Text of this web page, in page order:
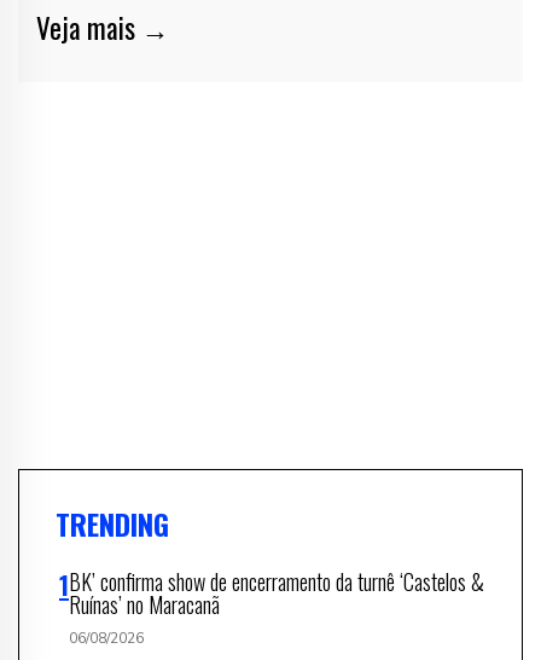
Veja mais →
TRENDING
BK’ confirma show de encerramento da turnê ‘Castelos &
Ruínas’ no Maracanã
06/08/2026